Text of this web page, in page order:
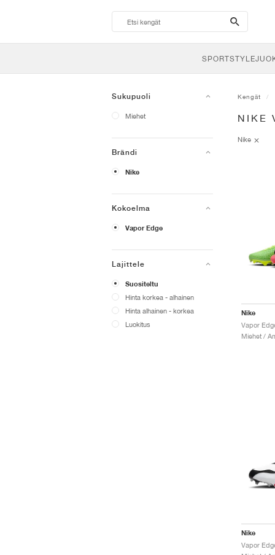
search-
btn
SPORTSTYLE
Sukupuoli
Miehet
Brändi
Nike
Kokoelma
Vapor Edge
Lajittele
Suositeltu
Hinta korkea - alhainen
Hinta alhainen - korkea
Luokitus
Kengät
NIKE
Nike
Nike
Nike
Vapor